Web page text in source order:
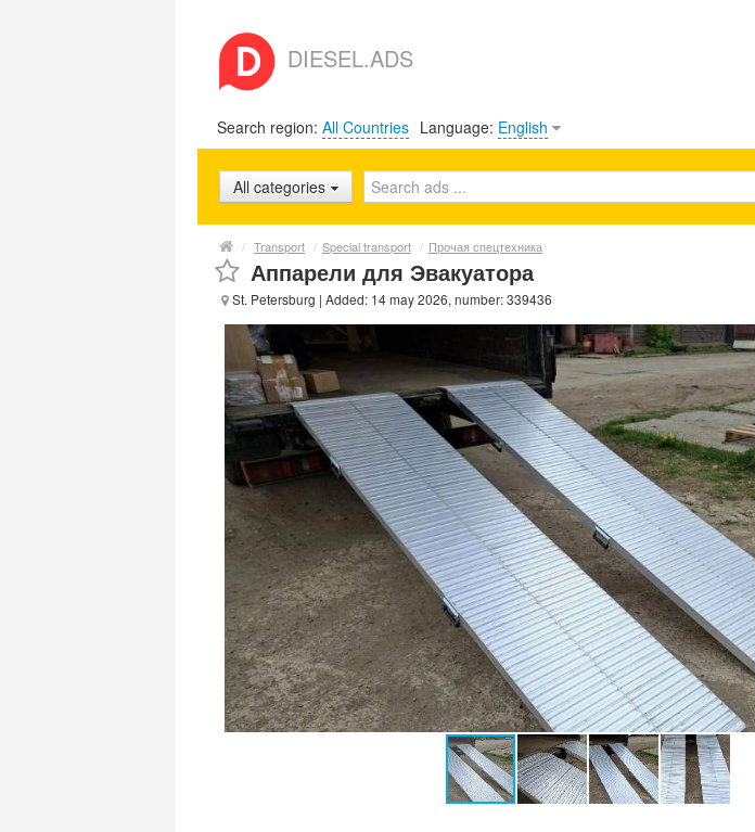
DIESEL.ADS
Search region: All Countries Language: English
All categories
/ Transport / Special transport / Прочая спецтехника
Аппарели для Эвакуатора
St. Petersburg | Added: 14 may 2026, number: 339436